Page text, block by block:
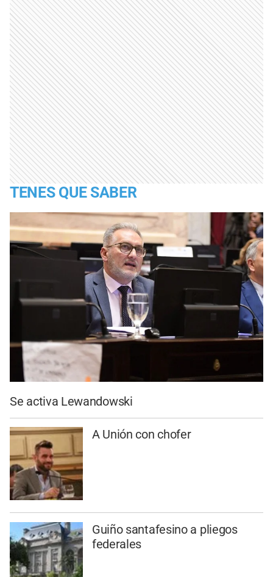
TENES QUE SABER
Se activa Lewandowski
A Unión con chofer
Guiño santafesino a pliegos
federales